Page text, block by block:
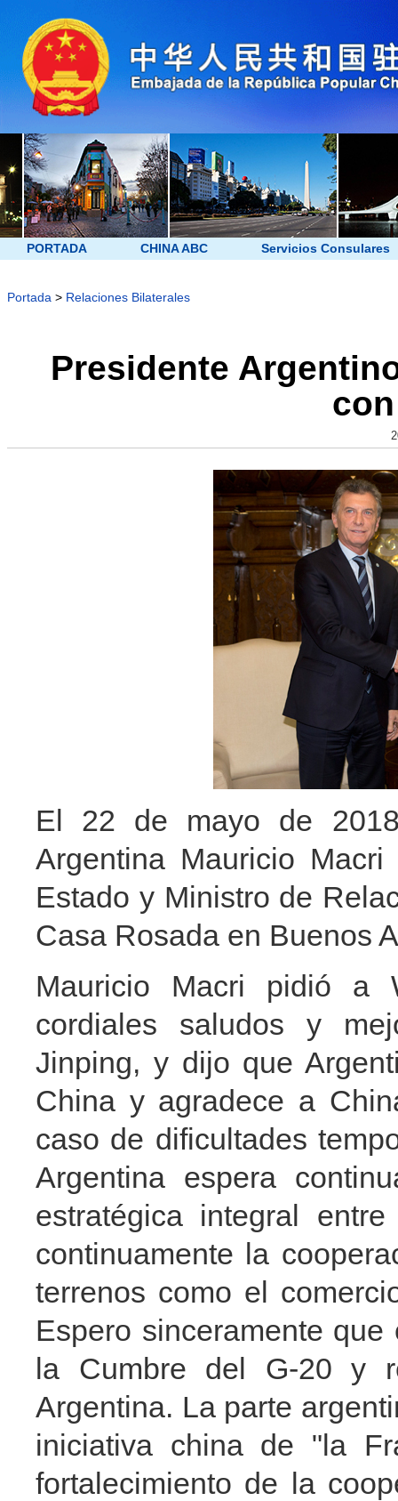
PORTADA CHINA ABC Servicios Consulares
Portada > Relaciones Bilaterales
Presidente
El 22 de mayo de
Argentina Mauricio
Estado y Ministro de
Casa Rosada en Buenos
Mauricio Macri pidió a
cordiales saludos y
Jinping, y dijo que
China y agradece a
caso de dificultades
Argentina espera
estratégica integral
continuamente la
terrenos como el
Espero sinceramente
la Cumbre del G-20 y
Argentina. La parte
iniciativa china de "la
fortalecimiento de la